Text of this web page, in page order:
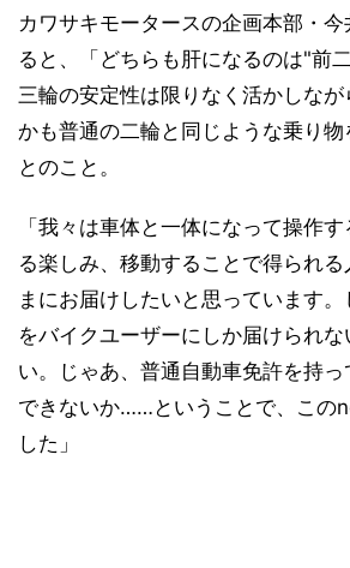
カワサキモータースの企画本部・今
ると、「どちらも肝になるのは"前
三輪の安定性は限りなく活かしな
かも普通の二輪と同じような乗り物
とのこと。
「我々は車体と一体になって操作
る楽しみ、移動することで得られ
まにお届けしたいと思っています
をバイクユーザーにしか届けられ
い。じゃあ、普通自動車免許を持
できないか……ということで、この
した」